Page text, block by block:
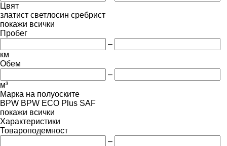
Цвят
златист светлосин сребрист
покажи всички
Пробег
–
км
Обем
–
м³
Марка на полуоските
BPW BPW ECO Plus SAF
покажи всички
Характеристики
Товароподемност
–